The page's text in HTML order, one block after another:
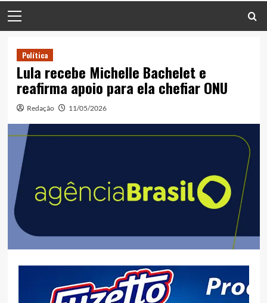
Menu
Política
Lula recebe Michelle Bachelet e
reafirma apoio para ela chefiar ONU
Redação 11/05/2026